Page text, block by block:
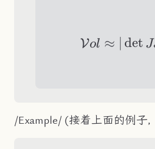
Vol ≈ det J
/Example/ (接着上面的例子